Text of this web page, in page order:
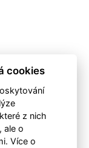
cookies
z nich
ale o
Více o